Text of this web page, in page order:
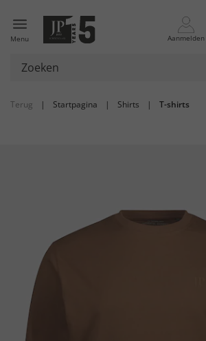
Menu Aanmelden
Terug | Startpagina | Shirts | T-shirts